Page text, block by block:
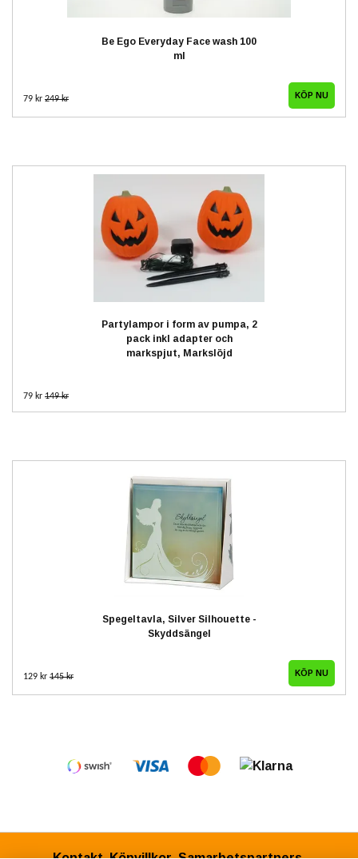
Be Ego Everyday Face wash 100
ml
79 kr 249 kr
Partylampor i form av pumpa, 2
pack inkl adapter och
markspjut, Markslöjd
79 kr 149 kr
Spegeltavla, Silver Silhouette -
Skyddsängel
129 kr 145 kr